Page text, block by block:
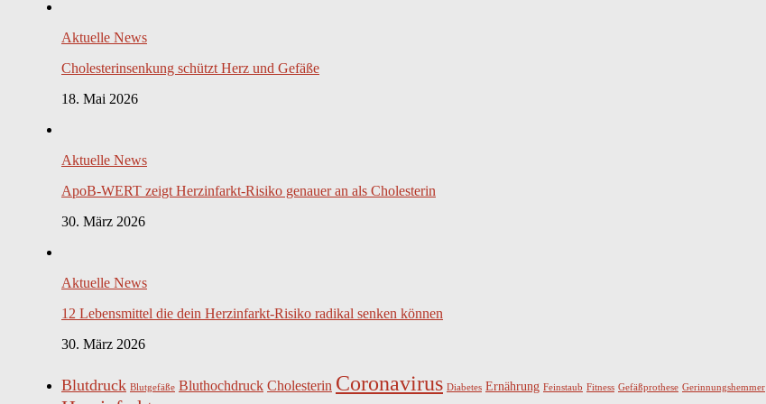
Aktuelle News
Cholesterinsenkung schützt Herz und Gefäße
18. Mai 2026
Aktuelle News
ApoB-WERT zeigt Herzinfarkt-Risiko genauer an als Cholesterin
30. März 2026
Aktuelle News
12 Lebensmittel die dein Herzinfarkt-Risiko radikal senken können
30. März 2026
Blutdruck Blutgefäße Bluthochdruck Cholesterin Coronavirus Diabetes Ernährung Feinstaub Fitness Gefäßprothese Gerinnungshemmer